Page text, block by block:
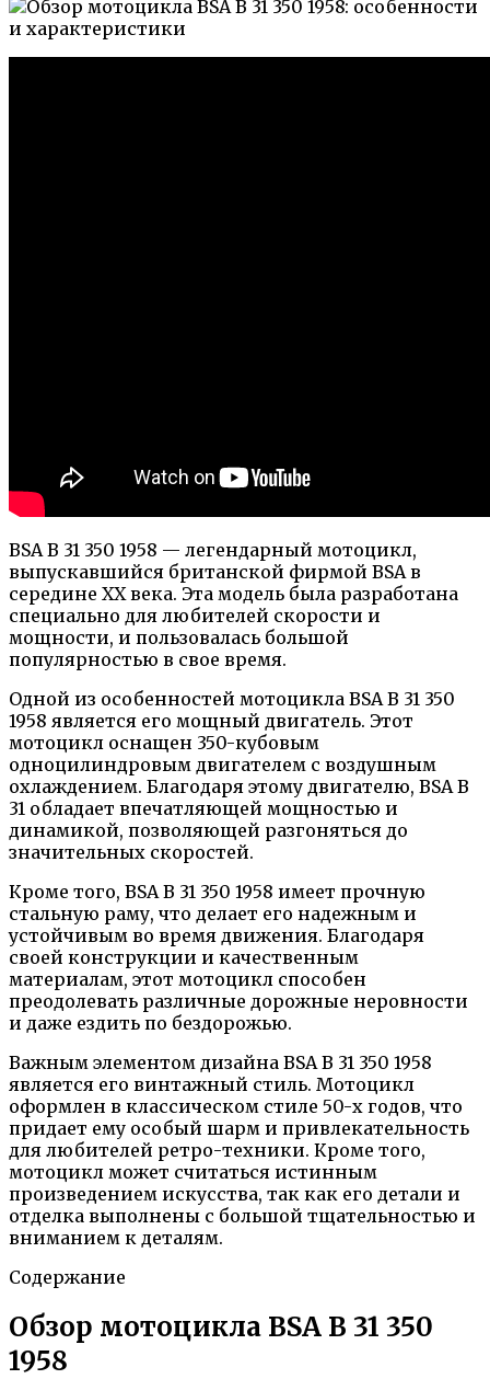
BSA B 31 350 1958 — легендарный мотоцикл,
выпускавшийся британской фирмой BSA в
середине XX века. Эта модель была разработана
специально для любителей скорости и
мощности, и пользовалась большой
популярностью в свое время.
Одной из особенностей мотоцикла BSA B 31 350
1958 является его мощный двигатель. Этот
мотоцикл оснащен 350-кубовым
одноцилиндровым двигателем с воздушным
охлаждением. Благодаря этому двигателю, BSA B
31 обладает впечатляющей мощностью и
динамикой, позволяющей разгоняться до
значительных скоростей.
Кроме того, BSA B 31 350 1958 имеет прочную
стальную раму, что делает его надежным и
устойчивым во время движения. Благодаря
своей конструкции и качественным
материалам, этот мотоцикл способен
преодолевать различные дорожные неровности
и даже ездить по бездорожью.
Важным элементом дизайна BSA B 31 350 1958
является его винтажный стиль. Мотоцикл
оформлен в классическом стиле 50-х годов, что
придает ему особый шарм и привлекательность
для любителей ретро-техники. Кроме того,
мотоцикл может считаться истинным
произведением искусства, так как его детали и
отделка выполнены с большой тщательностью и
вниманием к деталям.
Содержание
Обзор мотоцикла BSA B 31 350
1958